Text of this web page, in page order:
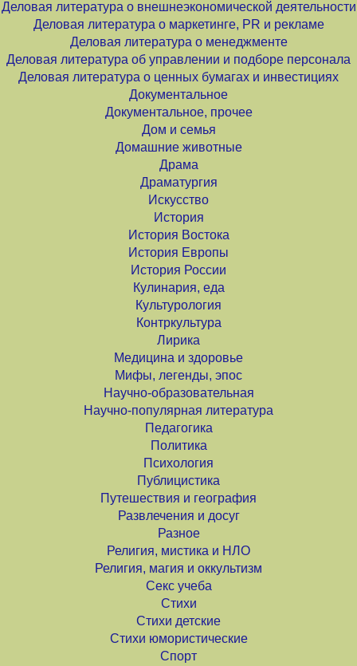
Деловая литература о внешнеэкономической деятельности
Деловая литература о маркетинге, PR и рекламе
Деловая литература о менеджменте
Деловая литература об управлении и подборе персонала
Деловая литература о ценных бумагах и инвестициях
Документальное
Документальное, прочее
Дом и семья
Домашние животные
Драма
Драматургия
Искусство
История
История Востока
История Европы
История России
Кулинария, еда
Культурология
Контркультура
Лирика
Медицина и здоровье
Мифы, легенды, эпос
Научно-образовательная
Научно-популярная литература
Педагогика
Политика
Психология
Публицистика
Путешествия и география
Развлечения и досуг
Разное
Религия, мистика и НЛО
Религия, магия и оккультизм
Секс учеба
Стихи
Стихи детские
Стихи юмористические
Спорт